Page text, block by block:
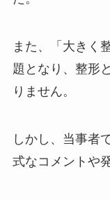
また、「大きく
題となり、整形
りません。
しかし、当事者
式なコメントや